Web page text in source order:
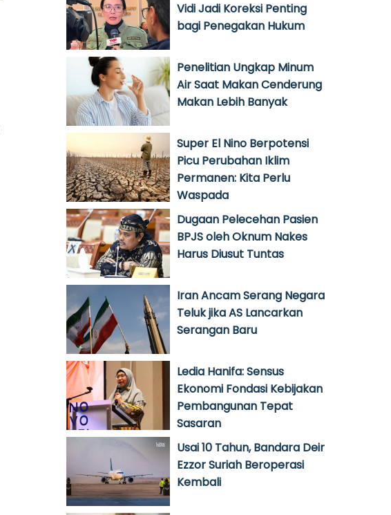
Vidi Jadi Koreksi Penting
bagi Penegakan Hukum
Penelitian Ungkap Minum
Air Saat Makan Cenderung
Makan Lebih Banyak
Super El Nino Berpotensi
Picu Perubahan Iklim
Permanen: Kita Perlu
Waspada
Dugaan Pelecehan Pasien
BPJS oleh Oknum Nakes
Harus Diusut Tuntas
Iran Ancam Serang Negara
Teluk jika AS Lancarkan
Serangan Baru
Ledia Hanifa: Sensus
Ekonomi Fondasi Kebijakan
Pembangunan Tepat
Sasaran
Usai 10 Tahun, Bandara Deir
Ezzor Suriah Beroperasi
Kembali